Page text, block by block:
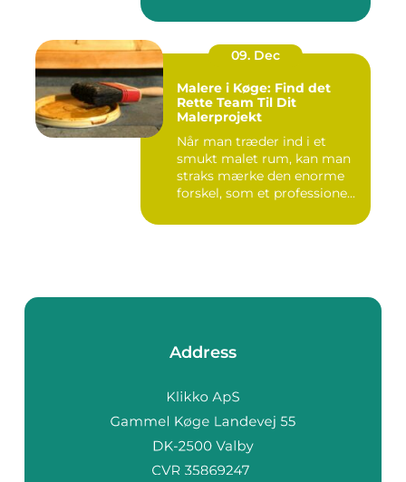
09. Dec
Malere i Køge: Find det
Rette Team Til Dit
Malerprojekt
Når man træder ind i et
smukt malet rum, kan man
straks mærke den enorme
forskel, som et professione...
Address